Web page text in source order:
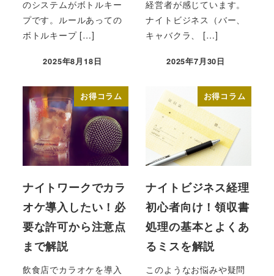
のシステムがボトルキー
プです。ルールあっての
ボトルキープ […]
投稿日
2025年8月18日
経営者が感じています。
ナイトビジネス（バー、
キャバクラ、 […]
投稿日
2025年7月30日
お得コラム
ナイトワークでカラ
オケ導入したい！必
要な許可から注意点
まで解説
飲食店でカラオケを導入
お得コラム
ナイトビジネス経理
初心者向け！領収書
処理の基本とよくあ
るミスを解説
このようなお悩みや疑問